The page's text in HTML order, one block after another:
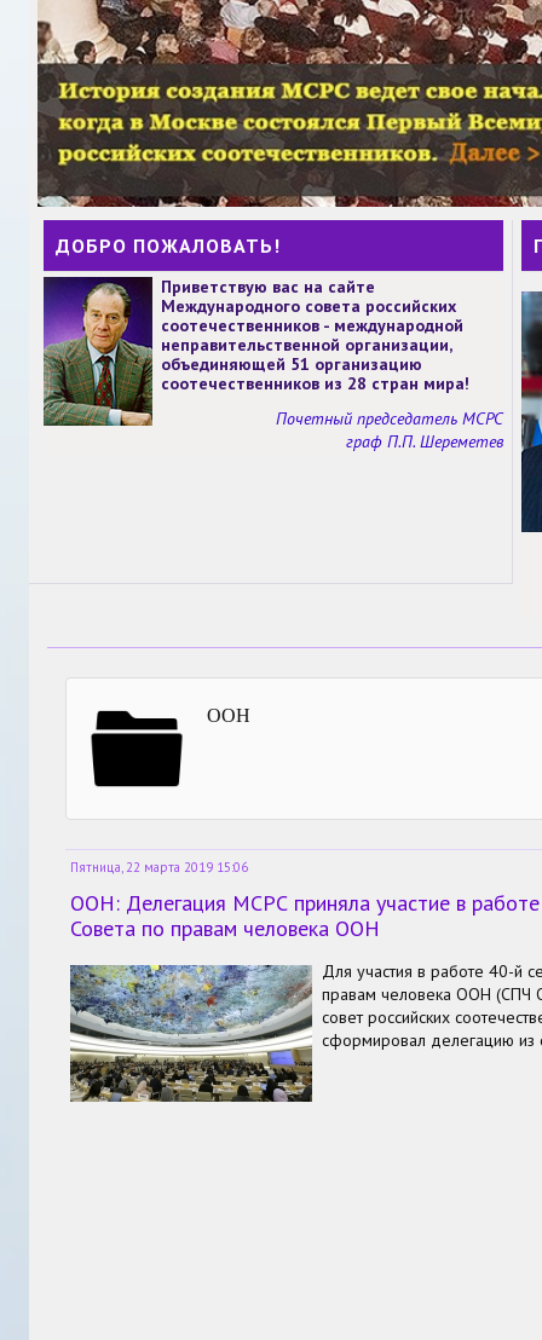
ДОБРО ПОЖАЛОВАТЬ!
Приветствую вас на сайте
Международного совета российских
соотечественников - международной
неправительственной организации,
объединяющей 51 организацию
соотечественников из 28 стран мира!
Почетный председатель МСРС
граф П.П. Шереметев
ООН
Пятница, 22 марта 2019 15:06
ООН: Делегация МСРС приняла участие в работе
Совета по правам человека ООН
Для участия в работе 40-й
правам человека ООН
совет российских
сформировал делегацию из